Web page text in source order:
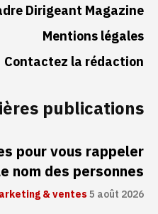
Dirigeant Magazine
Mentions légales
Contactez la rédaction
publications
pour vous rappeler
nom des personnes
& ventes5 août 2026